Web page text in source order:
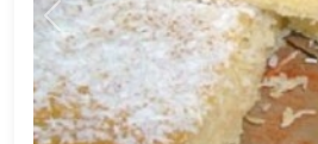
Previous